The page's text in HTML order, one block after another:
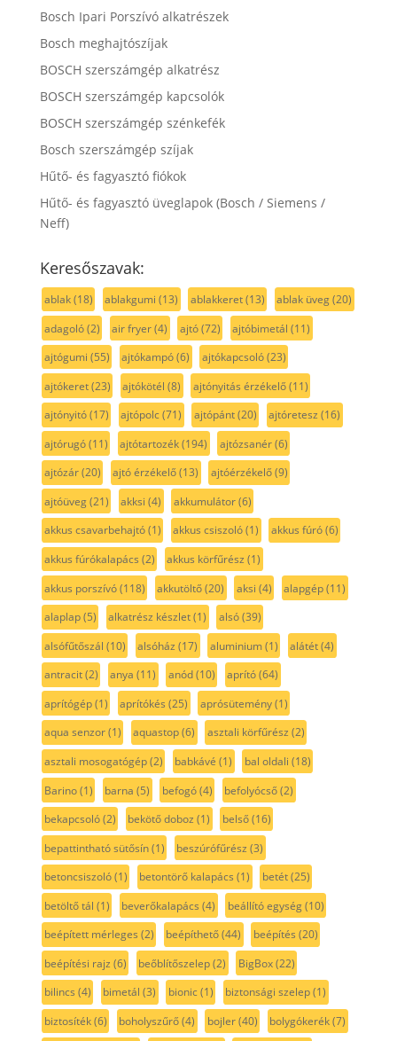
Bosch Ipari Porszívó alkatrészek
Bosch meghajtószíjak
BOSCH szerszámgép alkatrész
BOSCH szerszámgép kapcsolók
BOSCH szerszámgép szénkefék
Bosch szerszámgép szíjak
Hűtő- és fagyasztó fiókok
Hűtő- és fagyasztó üveglapok (Bosch / Siemens /
Neff)
Keresőszavak:
ablak(18) ablakgumi (13) ablakkeret(13) ablak üveg(20)
adagoló(2) air fryer(4) ajtó(72) ajtóbimetál (11)
ajtógumi (55) ajtókampó(6) ajtókapcsoló(23)
ajtókeret(23) ajtókötél (8) ajtónyitás érzékelő(11)
ajtónyitó(17) ajtópolc(71) ajtópánt(20) ajtóretesz (16)
ajtórugó(11) ajtótartozék(194) ajtózsanér(6)
ajtózár(20) ajtó érzékelő(13) ajtóérzékelő(9)
ajtóüveg(21) akksi (4) akkumulátor(6)
akkus csavarbehajtó(1) akkus csiszoló(1) akkus fúró(6)
akkus fúrókalapács (2) akkus körfűrész (1)
akkus porszívó(118) akkutöltő(20) aksi (4) alapgép(11)
alaplap(5) alkatrész készlet(1) alsó(39)
alsófűtőszál (10) alsóház (17) aluminium(1) alátét(4)
antracit(2) anya (11) anód(10) aprító(64)
aprítógép(1) aprítókés (25) aprósütemény(1)
aqua senzor(1) aquastop(6) asztali körfűrész (2)
asztali mosogatógép(2) babkávé (1) bal oldali (18)
Barino(1) barna (5) befogó(4) befolyócső(2)
bekapcsoló(2) bekötő doboz (1) belső(16)
bepattintható sütősín(1) beszúrófűrész (3)
betoncsiszoló(1) betontörő kalapács (1) betét(25)
betöltő tál (1) beverőkalapács (4) beállító egység(10)
beépített mérleges (2) beépíthető(44) beépítés (20)
beépítési rajz (6) beőblítőszelep(2) BigBox(22)
bilincs (4) bimetál (3) bionic(1) biztonsági szelep(1)
biztosíték(6) boholyszűrő(4) bojler(40) bolygókerék(7)